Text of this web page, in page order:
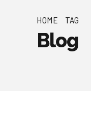
HOME TAG
Blog